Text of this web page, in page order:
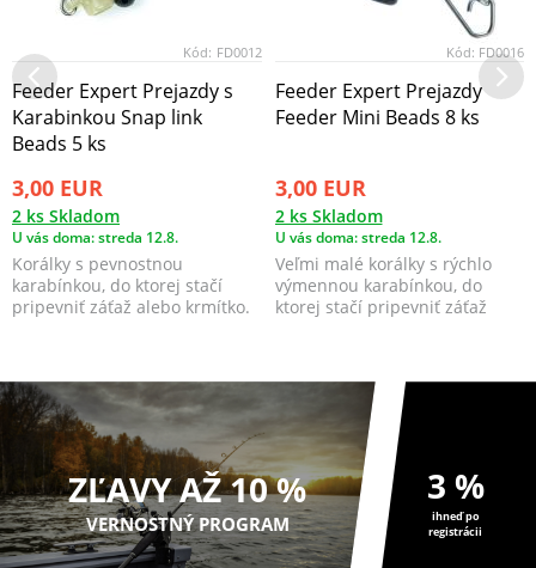
Kód: FD0012
Feeder Expert Prejazdy s
Karabinkou Snap link
Beads 5 ks
3,00 EUR
2 ks Skladom
U vás doma: streda 12.8.
Korálky s pevnostnou
karabínkou, do ktorej stačí
pripevniť záťaž alebo krmítko.
Kód: FD0016
Feeder Expert Prejazdy
Feeder Mini Beads 8 ks
3,00 EUR
2 ks Skladom
U vás doma: streda 12.8.
Veľmi malé korálky s rýchlo
výmennou karabínkou, do
ktorej stačí pripevniť záťaž
ZĽAVY AŽ 10 %
VERNOSTNÝ PROGRAM
3 %
ihneď po
registrácii